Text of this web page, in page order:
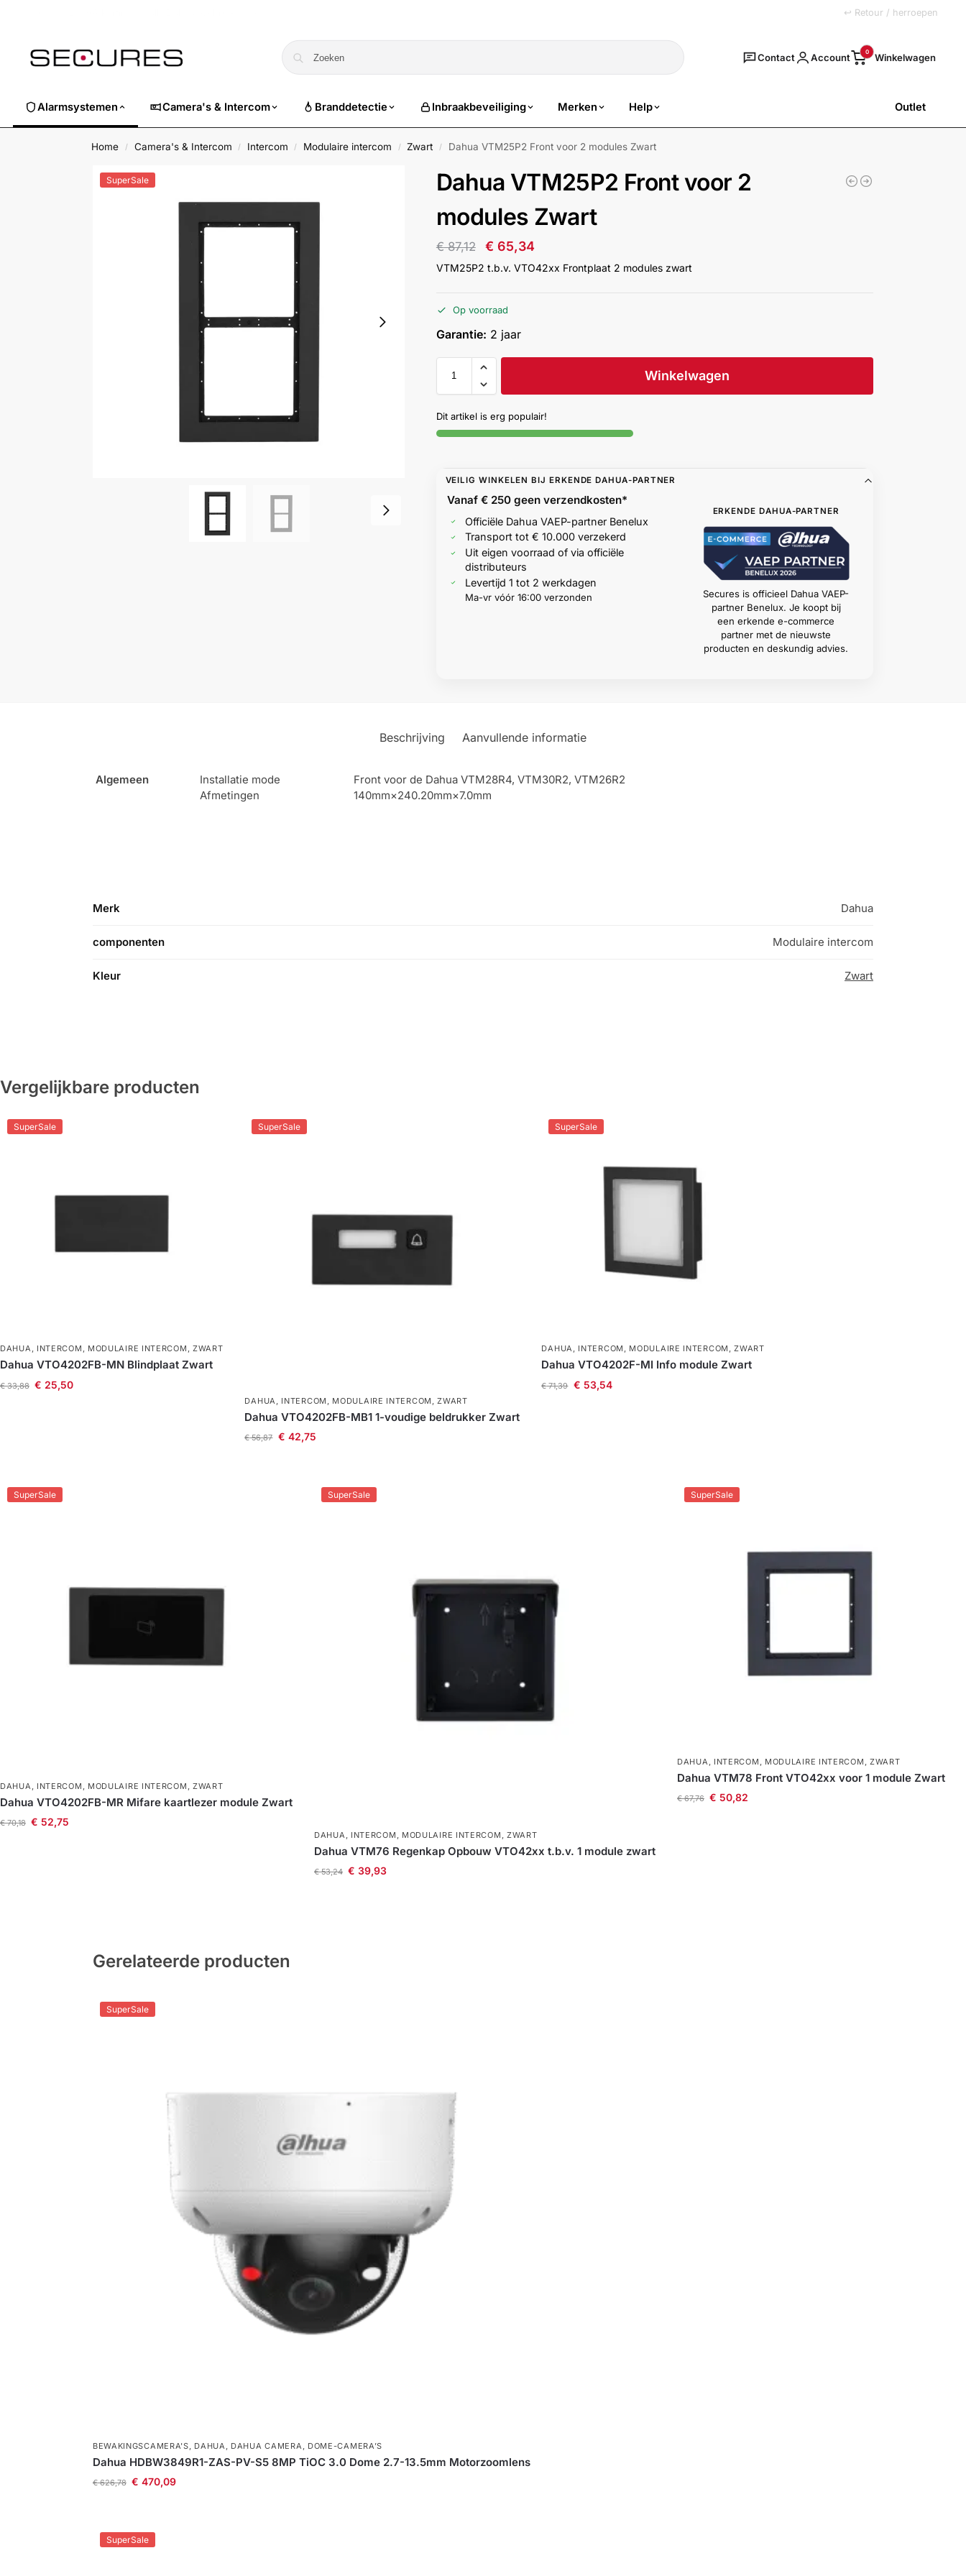
↩ Retour / herroepen
Zoeken
Contact Account 0
Alarmsystemen Camera's & Intercom Branddetectie Inbraakbeveiliging Merken Help Outlet
Home / Camera's & Intercom / Intercom / Modulaire intercom / Zwart / Dahua VTM25P2 Front voor 2 modules Zwart
SuperSale
Dahua VTM25P2 Front voor 2
modules Zwart
€87,12 € 65,34
VTM25P2 t.b.v. VTO42xx Frontplaat 2 modules zwart
Op voorraad
Garantie: 2 jaar
Winkelwagen
Dit artikel is erg populair!
VEILIG WINKELEN BIJ ERKENDE DAHUA-PARTNER
Vanaf € 250 geenverzendkosten*
Officiële Dahua VAEP-partner Benelux
Transport tot € 10.000 verzekerd
Uit eigen voorraad of via officiële
distributeurs
Levertijd 1 tot 2 werkdagen
Ma-vr vóór 16:00 verzonden
ERKENDE DAHUA-PARTNER
Secures is officieel Dahua VAEP-
partner Benelux. Je koopt bij
een erkende e-commerce
partner met de nieuwste
producten en deskundig advies.
Beschrijving Aanvullende informatie
Algemeen Installatie mode
Front voor de Dahua VTM28R4, VTM30R2, VTM26R2
Afmetingen
140mm×240.20mm×7.0mm
Merk Dahua
componenten Modulaire intercom
Kleur Zwart
Vergelijkbare producten
SuperSale
DAHUA, INTERCOM , MODULAIRE INTERCOM , ZWART
Dahua VTO4202FB-MN Blindplaat Zwart
€33,88 € 25,50
SuperSale
DAHUA, INTERCOM , MODULAIRE INTERCOM ,ZWART
Dahua VTO4202FB-MB1 1-voudige beldrukker Zwart
€56,87 € 42,75
SuperSale
DAHUA, INTERCOM , MODULAIRE INTERCOM ,ZWART
Dahua VTO4202F-MI Info module Zwart
€71,39 € 53,54
SuperSale
DAHUA, INTERCOM , MODULAIRE INTERCOM , ZWART
Dahua VTO4202FB-MR Mifare kaartlezer module Zwart
€70,18 € 52,75
SuperSale
DAHUA, INTERCOM , MODULAIRE INTERCOM , ZWART
Dahua VTM76 Regenkap Opbouw VTO42xx t.b.v. 1 module zwart
€53,24 € 39,93
SuperSale
DAHUA, INTERCOM , MODULAIRE INTERCOM , ZWART
Dahua VTM78 Front VTO42xx voor 1 module Zwart
€67,76 € 50,82
Gerelateerde producten
SuperSale
BEWAKINGSCAMERA'S, DAHUA, DAHUA CAMERA, DOME-CAMERA’S
Dahua HDBW3849R1-ZAS-PV-S5 8MP TiOC 3.0 Dome 2.7-13.5mm Motorzoomlens
€626,78 € 470,09
SuperSale